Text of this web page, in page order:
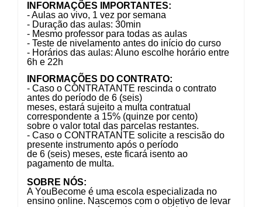
INFORMAÇÕES IMPORTANTES:
- Aulas ao vivo, 1 vez por semana
- Duração das aulas: 30min
- Mesmo professor para todas as aulas
- Teste de nivelamento antes do início do curso
- Horários das aulas: Aluno escolhe horário entre
6h e 22h
INFORMAÇÕES DO CONTRATO:
- Caso o CONTRATANTE rescinda o contrato
antes do período de 6 (seis)
meses, estará sujeito a multa contratual
correspondente a 15% (quinze por cento)
sobre o valor total das parcelas restantes.
- Caso o CONTRATANTE solicite a rescisão do
presente instrumento após o período
de 6 (seis) meses, este ficará isento ao
pagamento de multa.
SOBRE NÓS:
A YouBecome é uma escola especializada no
ensino online. Nascemos com o objetivo de levar